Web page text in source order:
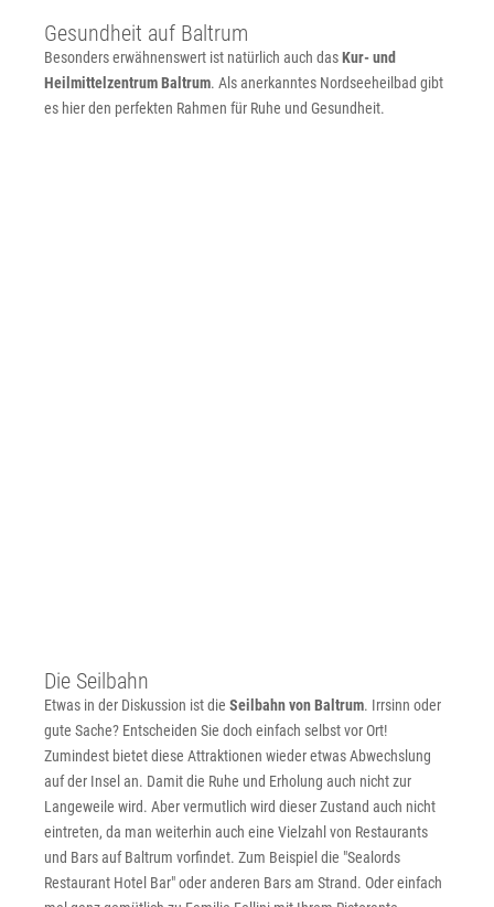
Gesundheit auf Baltrum
Besonders erwähnenswert ist natürlich auch dasKur- und
Heilmittelzentrum Baltrum. Als anerkanntes Nordseeheilbad gibt
es hier den perfekten Rahmen für Ruhe und Gesundheit.
Die Seilbahn
Etwas in der Diskussion ist die Seilbahn von Baltrum. Irrsinn oder
gute Sache? Entscheiden Sie doch einfach selbst vor Ort!
Zumindest bietet diese Attraktionen wieder etwas Abwechslung
auf der Insel an. Damit die Ruhe und Erholung auch nicht zur
Langeweile wird. Aber vermutlich wird dieser Zustand auch nicht
eintreten, da man weiterhin auch eine Vielzahl von Restaurants
und Bars auf Baltrum vorfindet. Zum Beispiel die "Sealords
Restaurant Hotel Bar" oder anderen Bars am Strand. Oder einfach